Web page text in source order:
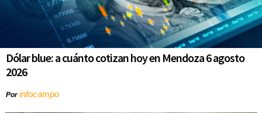
Dólar blue: a cuánto cotizan hoy en Mendoza 6 agosto
2026
Porinfocampo